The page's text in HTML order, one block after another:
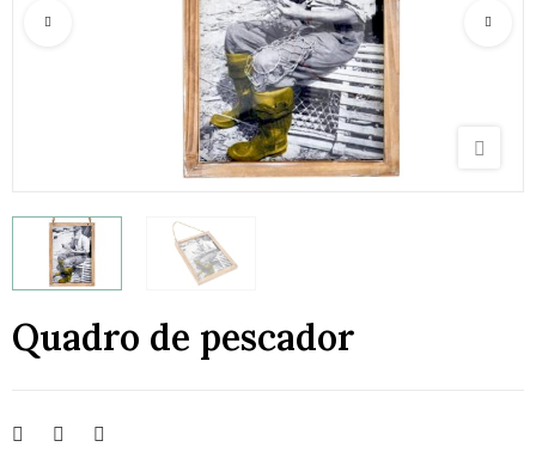
Quadro de pescador